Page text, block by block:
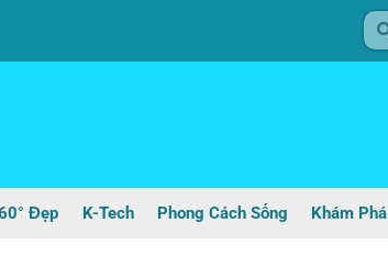
Đẹp K-Tech Phong Cách Sống Khám Phá